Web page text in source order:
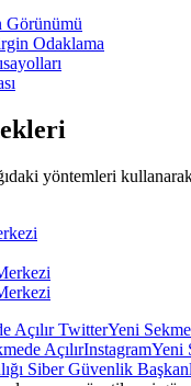
Görünümü
Odaklama
yöntemleri
AçılırTwitterYeni
AçılırInstagramYeni